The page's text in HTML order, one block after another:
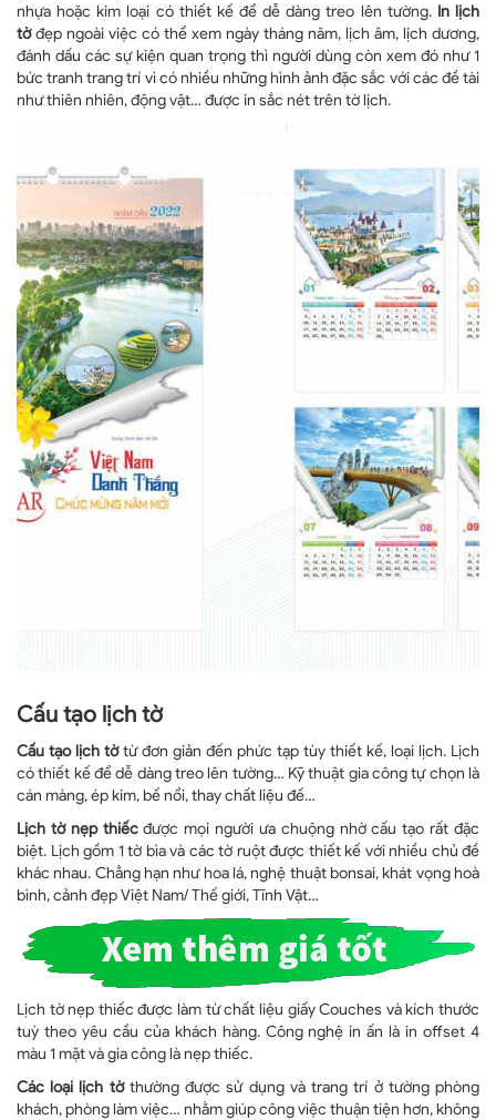
nhựa hoặc kim loại có thiết kế để dễ dàng treo lên tường. In lịch
tờđẹp ngoài việc có thể xem ngày tháng năm, lịch âm, lịch dương,
đánh dấu các sự kiện quan trọng thì người dùng còn xem đó như 1
bức tranh trang trí vì có nhiều những hình ảnh đặc sắc với các đề tài
như thiên nhiên, động vật… được in sắc nét trên tờ lịch.
Cấu tạo lịch tờ
Cấu tạo lịch tờtừ đơn giản đến phức tạp tùy thiết kế, loại lịch. Lịch
có thiết kế để dễ dàng treo lên tường… Kỹ thuật gia công tự chọn là
cán màng, ép kim, bế nổi, thay chất liệu đế…
Lịch tờ nẹp thiếcđược mọi người ưa chuộng nhờ cấu tạo rất đặc
biệt. Lịch gồm 1 tờ bìa và các tờ ruột được thiết kế với nhiều chủ đề
khác nhau. Chẳng hạn như hoa lá, nghệ thuật bonsai, khát vọng hoà
bình, cảnh đẹp Việt Nam/ Thế giới, Tĩnh Vật…
Lịch tờ nẹp thiếc được làm từ chất liệu giấy Couches và kích thước
tuỳ theo yêu cầu của khách hàng. Công nghệ in ấn là in offset 4
màu 1 mặt và gia công là nẹp thiếc.
Các loại lịch tờthường được sử dụng và trang trí ở tường phòng
khách, phòng làm việc… nhằm giúp công việc thuận tiện hơn, không